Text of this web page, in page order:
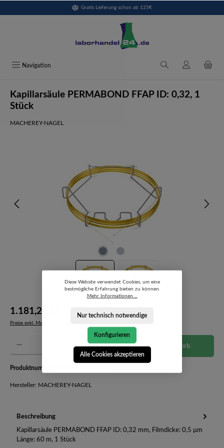
Gratis Lieferung schon ab 125€
Navigation
Kapillarsäule PERMABOND FFAP ID: 0,32, 1
Stück
MACHEREY-NAGEL
1.181,25 €*
Preise exkl. MwSt. zzgl. Versandkosten
Produkt Anzahl: Gib den gewünschten Wert ein oder benutze die Schaltflächen um die
In den Warenkorb
Produktnummer:
Hersteller: MACHEREY-NAGEL
Beschreibung
Kapillarsäule PERMABOND FFAP ID: 0,32 mm, Filmdicke: 0,5 µm
Länge: 60 m, 1 Stück
Diese Website verwendet Cookies, um eine
bestmögliche Erfahrung bieten zu können.
Mehr Informationen ...
Nur technisch notwendige
Konfigurieren
Alle Cookies akzeptieren